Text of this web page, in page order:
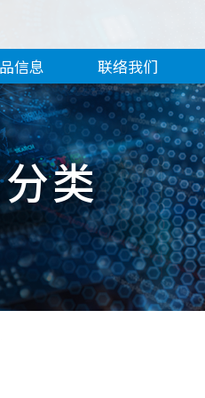
信息 联络我们
类